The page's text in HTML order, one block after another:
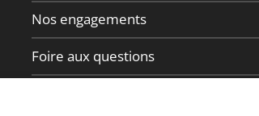
Nos engagements
Foire aux questions